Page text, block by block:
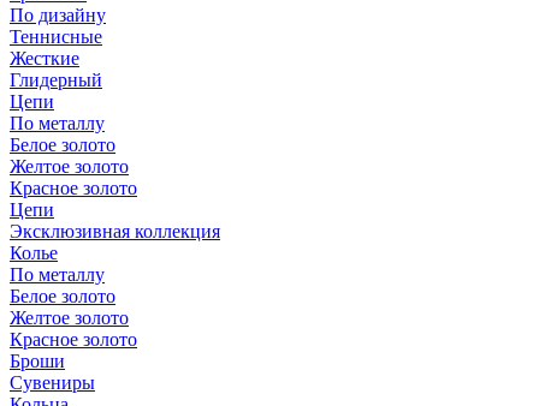
По дизайну
Теннисные
Жесткие
Глидерный
Цепи
По металлу
Белое золото
Желтое золото
Красное золото
Цепи
Эксклюзивная коллекция
Колье
По металлу
Белое золото
Желтое золото
Красное золото
Броши
Сувениры